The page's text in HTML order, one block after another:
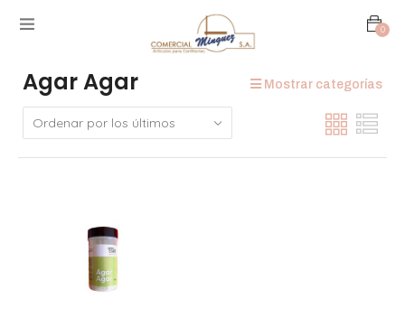
0
Agar Agar Mostrar categorías